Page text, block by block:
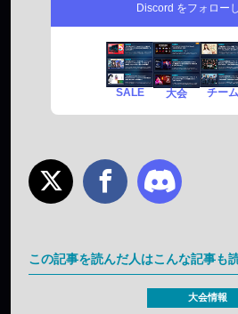
Discord をフォロー
SALE 大会 チーム
この記事を読んだ人はこんな記事も
大会情報